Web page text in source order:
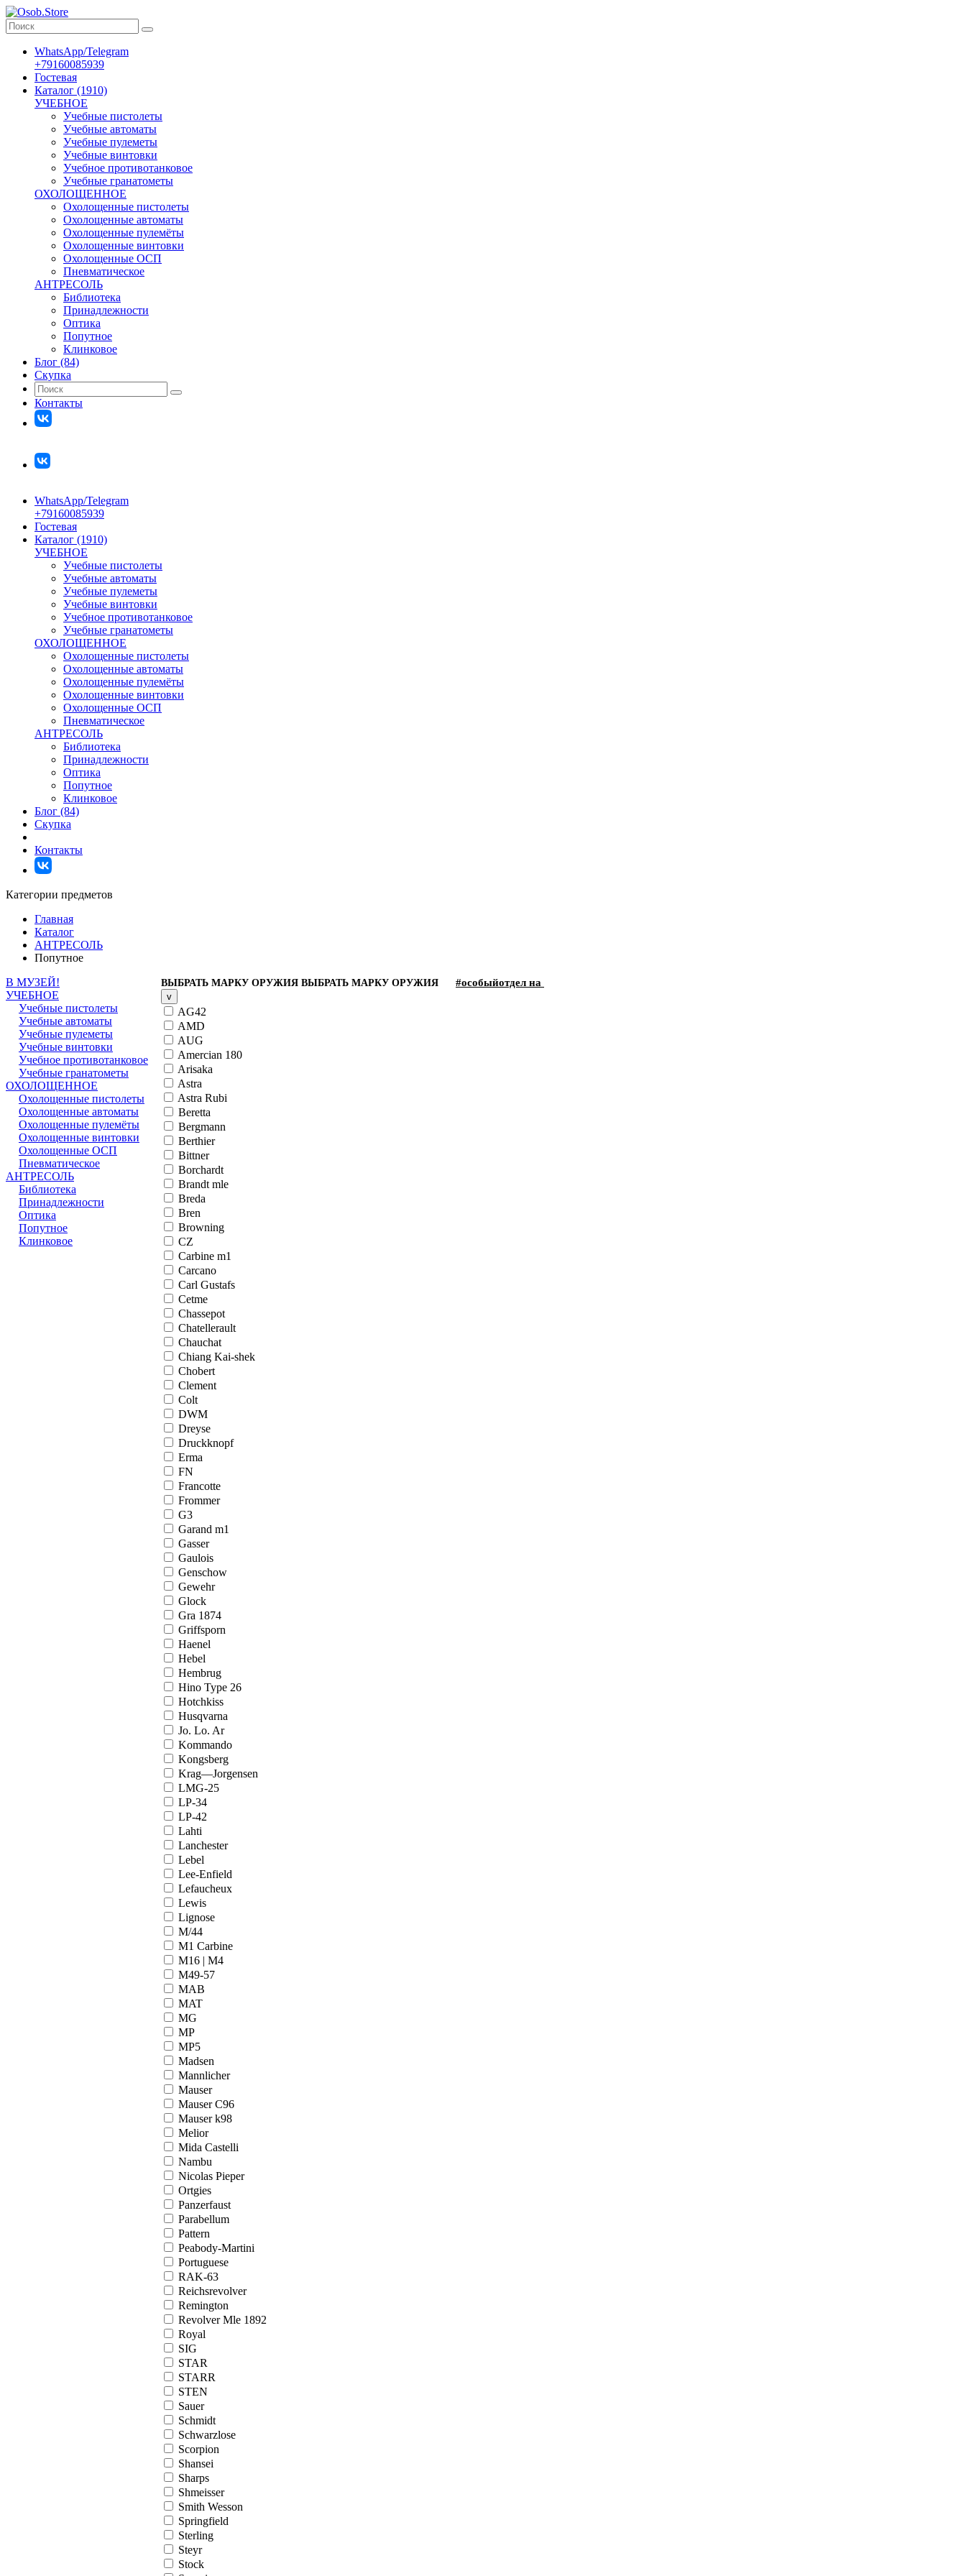
WhatsApp/Telegram
+79160085939
Гостевая
Каталог (1910)
УЧЕБНОЕ
Учебные пистолеты
Учебные автоматы
Учебные пулеметы
Учебные винтовки
Учебное противотанковое
Учебные гранатометы
ОХОЛОЩЕННОЕ
Охолощенные пистолеты
Охолощенные автоматы
Охолощенные пулемёты
Охолощенные винтовки
Охолощенные ОСП
Пневматическое
АНТРЕСОЛЬ
Библиотека
Принадлежности
Оптика
Попутное
Клинковое
Блог (84)
Скупка
Контакты
WhatsApp/Telegram
+79160085939
Гостевая
Каталог (1910)
УЧЕБНОЕ
Учебные пистолеты
Учебные автоматы
Учебные пулеметы
Учебные винтовки
Учебное противотанковое
Учебные гранатометы
ОХОЛОЩЕННОЕ
Охолощенные пистолеты
Охолощенные автоматы
Охолощенные пулемёты
Охолощенные винтовки
Охолощенные ОСП
Пневматическое
АНТРЕСОЛЬ
Библиотека
Принадлежности
Оптика
Попутное
Клинковое
Блог (84)
Скупка
Контакты
Категории предметов
Главная
Каталог
АНТРЕСОЛЬ
Попутное
В МУЗЕЙ!
УЧЕБНОЕ
Учебные пистолеты
Учебные автоматы
Учебные пулеметы
Учебные винтовки
Учебное противотанковое
Учебные гранатометы
ОХОЛОЩЕННОЕ
Охолощенные пистолеты
Охолощенные автоматы
Охолощенные пулемёты
Охолощенные винтовки
Охолощенные ОСП
Пневматическое
АНТРЕСОЛЬ
Библиотека
Принадлежности
Оптика
Попутное
Клинковое
ВЫБРАТЬ МАРКУ ОРУЖИЯ ВЫБРАТЬ МАРКУ ОРУЖИЯ #особыйотдел на
v
AG42
AMD
AUG
Amercian 180
Arisaka
Astra
Astra Rubi
Beretta
Bergmann
Berthier
Bittner
Borchardt
Brandt mle
Breda
Bren
Browning
CZ
Carbine m1
Carcano
Carl Gustafs
Cetme
Chassepot
Chatellerault
Chauchat
Chiang Kai-shek
Chobert
Clement
Colt
DWM
Dreyse
Druckknopf
Erma
FN
Francotte
Frommer
G3
Garand m1
Gasser
Gaulois
Genschow
Gewehr
Glock
Gra 1874
Griffsporn
Haenel
Hebel
Hembrug
Hino Type 26
Hotchkiss
Husqvarna
Jo. Lo. Ar
Kommando
Kongsberg
Krag—Jorgensen
LMG-25
LP-34
LP-42
Lahti
Lanchester
Lebel
Lee-Enfield
Lefaucheux
Lewis
Lignose
M/44
M1 Carbine
M16 | M4
M49-57
MAB
MAT
MG
MP
MP5
Madsen
Mannlicher
Mauser
Mauser C96
Mauser k98
Melior
Mida Castelli
Nambu
Nicolas Pieper
Ortgies
Panzerfaust
Parabellum
Pattern
Peabody-Martini
Portuguese
RAK-63
Reichsrevolver
Remington
Revolver Mle 1892
Royal
SIG
STAR
STARR
STEN
Sauer
Schmidt
Schwarzlose
Scorpion
Shansei
Sharps
Shmeisser
Smith Wesson
Springfield
Sterling
Steyr
Stock